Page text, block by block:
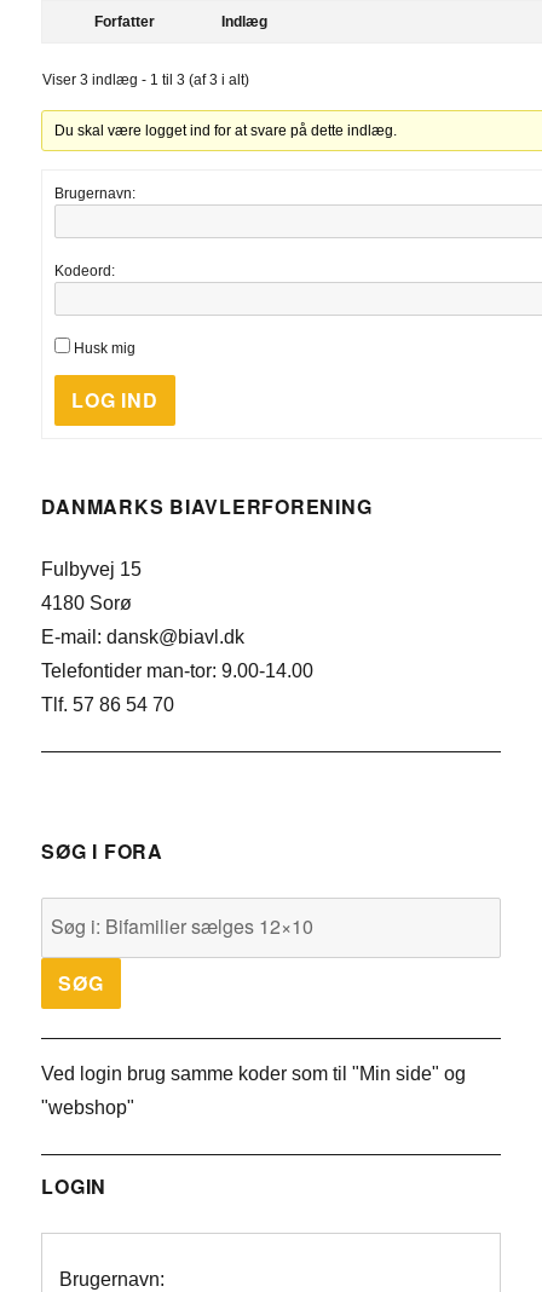
Forfatter Indlæg
Viser 3 indlæg - 1 til 3 (af 3 i alt)
Du skal være logget ind for at svare på dette indlæg.
Brugernavn:
Kodeord:
Husk mig
LOG IND
DANMARKS BIAVLERFORENING
Fulbyvej 15
4180 Sorø
E-mail: dansk@biavl.dk
Telefontider man-tor: 9.00-14.00
Tlf. 57 86 54 70
SØG I FORA
Ved login brug samme koder som til "Min side" og
"webshop"
LOGIN
Brugernavn: